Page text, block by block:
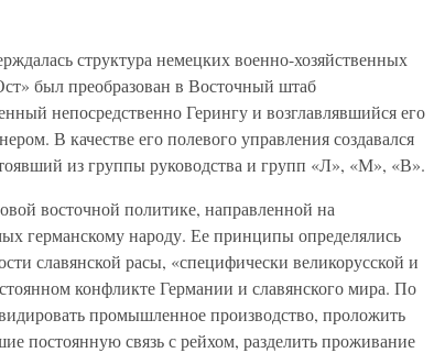
структура немецких военно-хозяйственных
был преобразован в Восточный штаб
непосредственно Герингу и возглавлявшийся его
В качестве его полевого управления создавался
из группы руководства и групп «Л», «М», «В».
восточной политике, направленной на
германскому народу. Ее принципы определялись
славянской расы, «специфически великорусской и
конфликте Германии и славянского мира. По
промышленное производство, проложить
постоянную связь с рейхом, разделить проживание